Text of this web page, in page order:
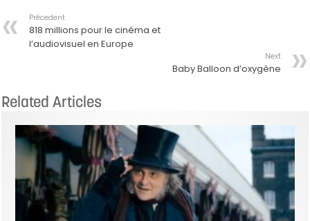
Précedent
818 millions pour le cinéma et
l’audiovisuel en Europe
Next
Baby Balloon d’oxygène
Related Articles